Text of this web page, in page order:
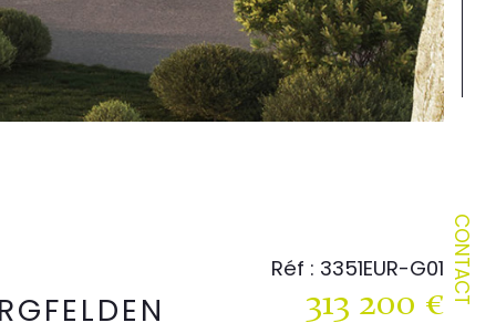
CONTACT
Réf : 3351EUR-G01
313 200 €